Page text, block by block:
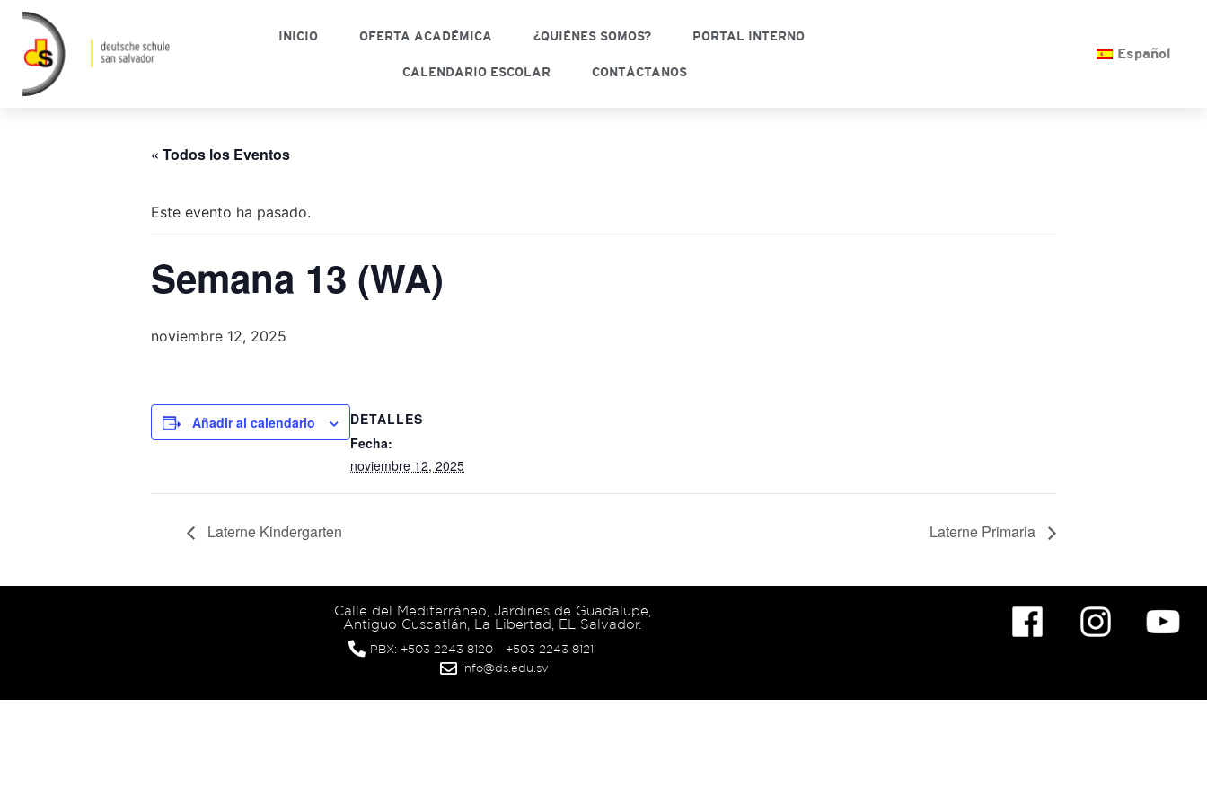
INICIO OFERTA ACADÉMICA ¿QUIÉNES SOMOS? PORTAL INTERNO
CALENDARIO ESCOLAR CONTÁCTANOS
Español
« Todos los Eventos
Este evento ha pasado.
Semana 13 (WA)
noviembre 12, 2025
Añadir al calendario
DETALLES
Fecha:
noviembre 12, 2025
Laterne Kindergarten Laterne Primaria
Calle del Mediterráneo, Jardines de Guadalupe,
Antiguo Cuscatlán, La Libertad, EL Salvador.
PBX: +503 2243 8120
+503 2243 8121
info@ds.edu.sv